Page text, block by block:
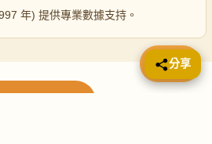
年) 提供專業數據支持。
📤 分享
分享